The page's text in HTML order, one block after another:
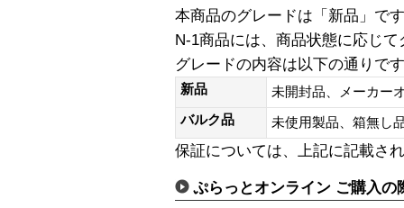
本商品のグレードは「新品」です
N-1商品には、商品状態に応じ
グレードの内容は以下の通りで
新品
未開封品、メーカー
バルク品
未使用製品、箱無
保証については、上記に記載さ
ぷらっとオンライン ご購入の